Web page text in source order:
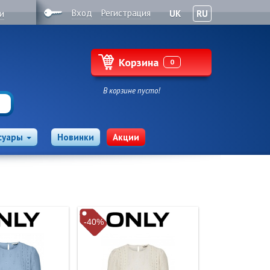
Вход Регистрация UK RU
Корзина 0
В корзине пусто!
Новинки Акции
-40%